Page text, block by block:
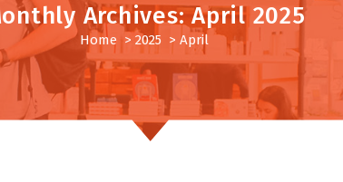
Archives: April 2025
Home > 2025 > April